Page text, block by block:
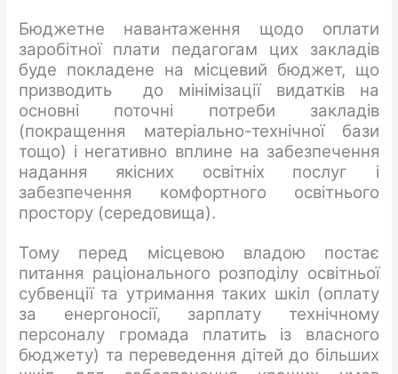
Бюджетне навантаження щодо оплати
заробітної плати педагогам цих закладів
буде покладене на місцевий бюджет, що
призводить до мінімізації видатків на
основні поточні потреби закладів
(покращення матеріально-технічної бази
тощо) і негативно вплине на забезпечення
надання якісних освітніх послуг і
забезпечення комфортного освітнього
простору (середовища).
Тому перед місцевою владою постає
питання раціонального розподілу освітньої
субвенції та утримання таких шкіл (оплату
за енергоносії, зарплату технічному
персоналу громада платить із власного
бюджету) та переведення дітей до більших